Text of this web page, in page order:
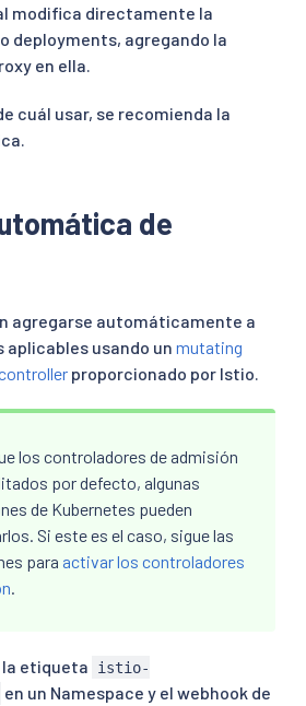
modifica directamente la
deployments, agregando la
en ella.
cuál usar, se recomienda la
de
agregarse automáticamente a
aplicables usando un mutating
proporcionado por Istio.
los controladores de admisión
por defecto, algunas
de Kubernetes pueden
Si este es el caso, sigue las
para activar los controladores
la etiqueta
istio-
en un Namespace y el webhook de